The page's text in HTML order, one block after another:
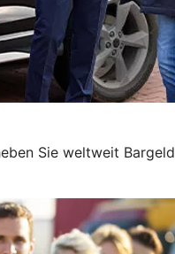
Sie weltweit Bargeld